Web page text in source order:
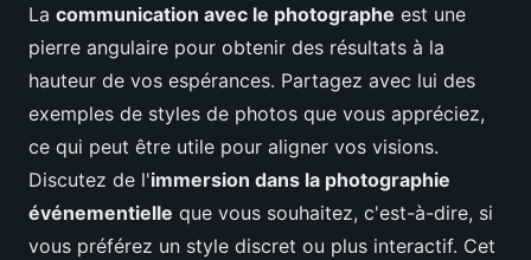
La communication avec le photographe est une
pierre angulaire pour obtenir des résultats à la
hauteur de vos espérances. Partagez avec lui des
exemples de styles de photos que vous appréciez,
ce qui peut être utile pour aligner vos visions.
Discutez de l'immersion dans la photographie
événementielle que vous souhaitez, c'est-à-dire, si
vous préférez un style discret ou plus interactif. Cet